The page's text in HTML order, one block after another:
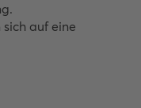
auf eine